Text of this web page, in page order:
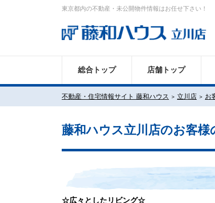
東京都内の不動産・未公開物件情報はお任せ下さい！
総合トップ 店舗トップ
不動産・住宅情報サイト 藤和ハウス 立川店 お
藤和ハウス立川店のお客様
☆広々としたリビング☆